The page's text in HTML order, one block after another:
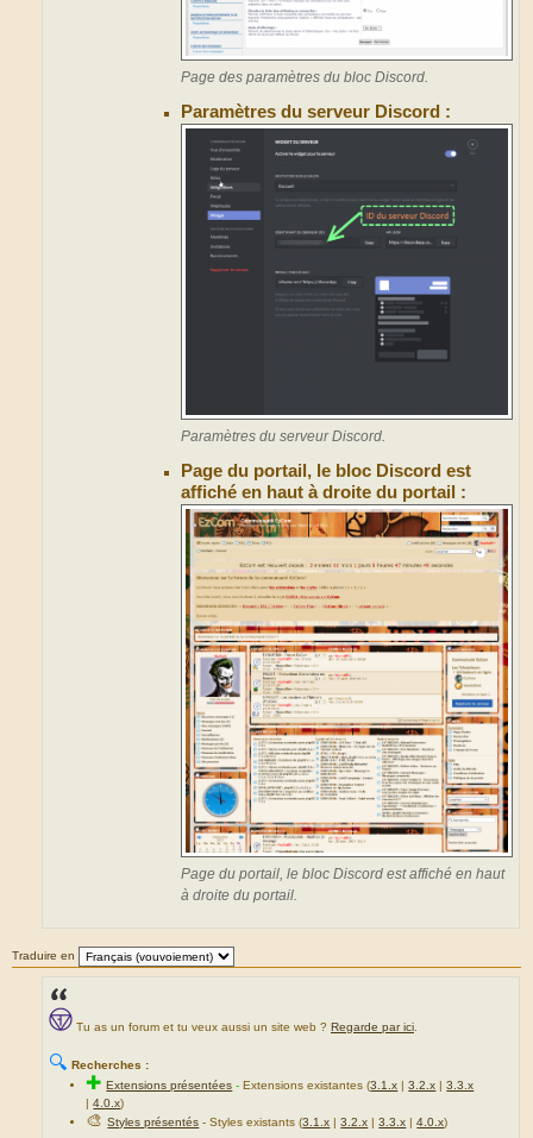
Page des paramètres du bloc Discord.
Paramètres du serveur Discord :
Paramètres du serveur Discord.
Page du portail, le bloc Discord est
affiché en haut à droite du portail :
Page du portail, le bloc Discord est affiché en haut
à droite du portail.
Traduire en
Tu as un forum et tu veux aussi un site web ? Regarde par ici.
🔍 Recherches :
✚Extensions présentées -Extensions existantes (3.1.x |3.2.x |3.3.x
|4.0.x)
🎨Styles présentés - Styles existants (3.1.x |3.2.x |3.3.x |4.0.x)